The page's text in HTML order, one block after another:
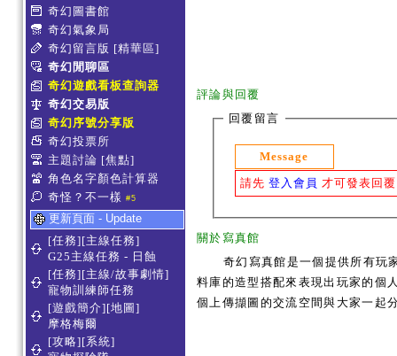
奇幻圖書館
奇幻氣象局
奇幻留言版 [精華區]
奇幻閒聊區
奇幻遊戲看板查詢器
奇幻交易版
奇幻序號分享版
奇幻投票所
主題討論 [焦點]
角色名字顏色計算器
奇怪？不一樣 #5
更新頁面 - Update
[任務][主線任務]
G25主線任務 - 日蝕
[任務][主線/故事劇情]
寵物訓練師任務
[遊戲簡介][地圖]
摩格梅爾
[攻略][系統]
評論與回覆
回覆留言
Message
請先 登入會員 才可發表回
關於寫真館
奇幻寫真館是一個提供所有玩
料庫的造型搭配來表現出玩家的個
個上傳擷圖的交流空間與大家一起